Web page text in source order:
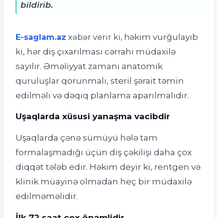
bildirib.
E-saglam.az xəbər verir ki, həkim vurğulayıb
ki, hər diş çıxarılması cərrahi müdaxilə
sayılır. Əməliyyat zamanı anatomik
quruluşlar qorunmalı, steril şərait təmin
edilməli və dəqiq planlama aparılmalıdır.
Uşaqlarda xüsusi yanaşma vacibdir
Uşaqlarda çənə sümüyü hələ tam
formalaşmadığı üçün diş çəkilişi daha çox
diqqət tələb edir. Həkim deyir ki, rentgen və
klinik müayinə olmadan heç bir müdaxilə
edilməməlidir.